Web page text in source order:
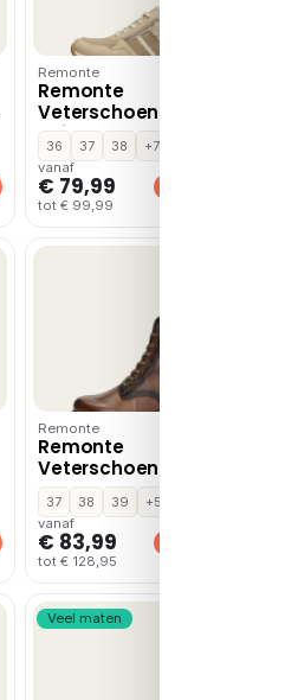
Remonte
Remonte
Veterschoenen Laag –
Beige
36 37 38
+7
vanaf
€ 79,99
tot € 99,99
Remonte
Remonte
Veterschoenen Hak –
Cognac
37 38 39
+5
vanaf
€ 83,99
tot € 128,95
Veel maten